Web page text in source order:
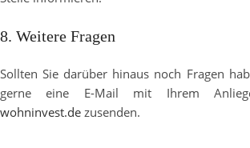
8. Weitere Fragen
Sollten Sie darüber hinaus noch Fragen
gerne eine E-Mail mit Ihrem
wohninvest.de zusenden.